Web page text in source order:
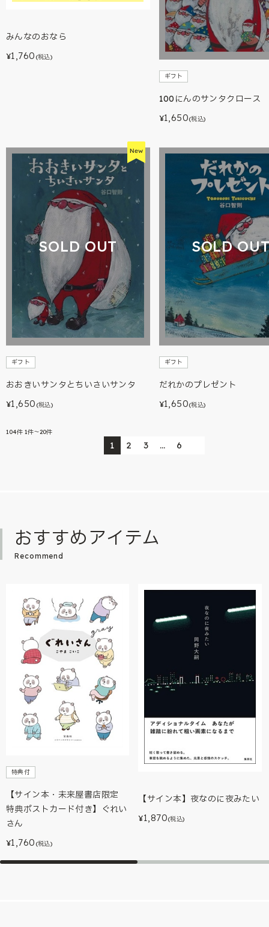
みんなのおなら
¥1,760 (税込)
ギフト
100にんのサンタクロース
¥1,650(税込)
SOLD OUT
ギフト
おおきいサンタとちいさいサンタ
¥1,650 (税込)
SOLD
ギフト
だれかのプレゼント
¥1,650(税込)
104件 1件～20件
1 2 3 … 6
おすすめアイテム
Recommend
特典付
【サイン本・未来屋書店限定
特典ポストカード付き】ぐれい
さん
¥1,760 (税込)
【サイン本】夜なのに夜みたい
¥1,870(税込)